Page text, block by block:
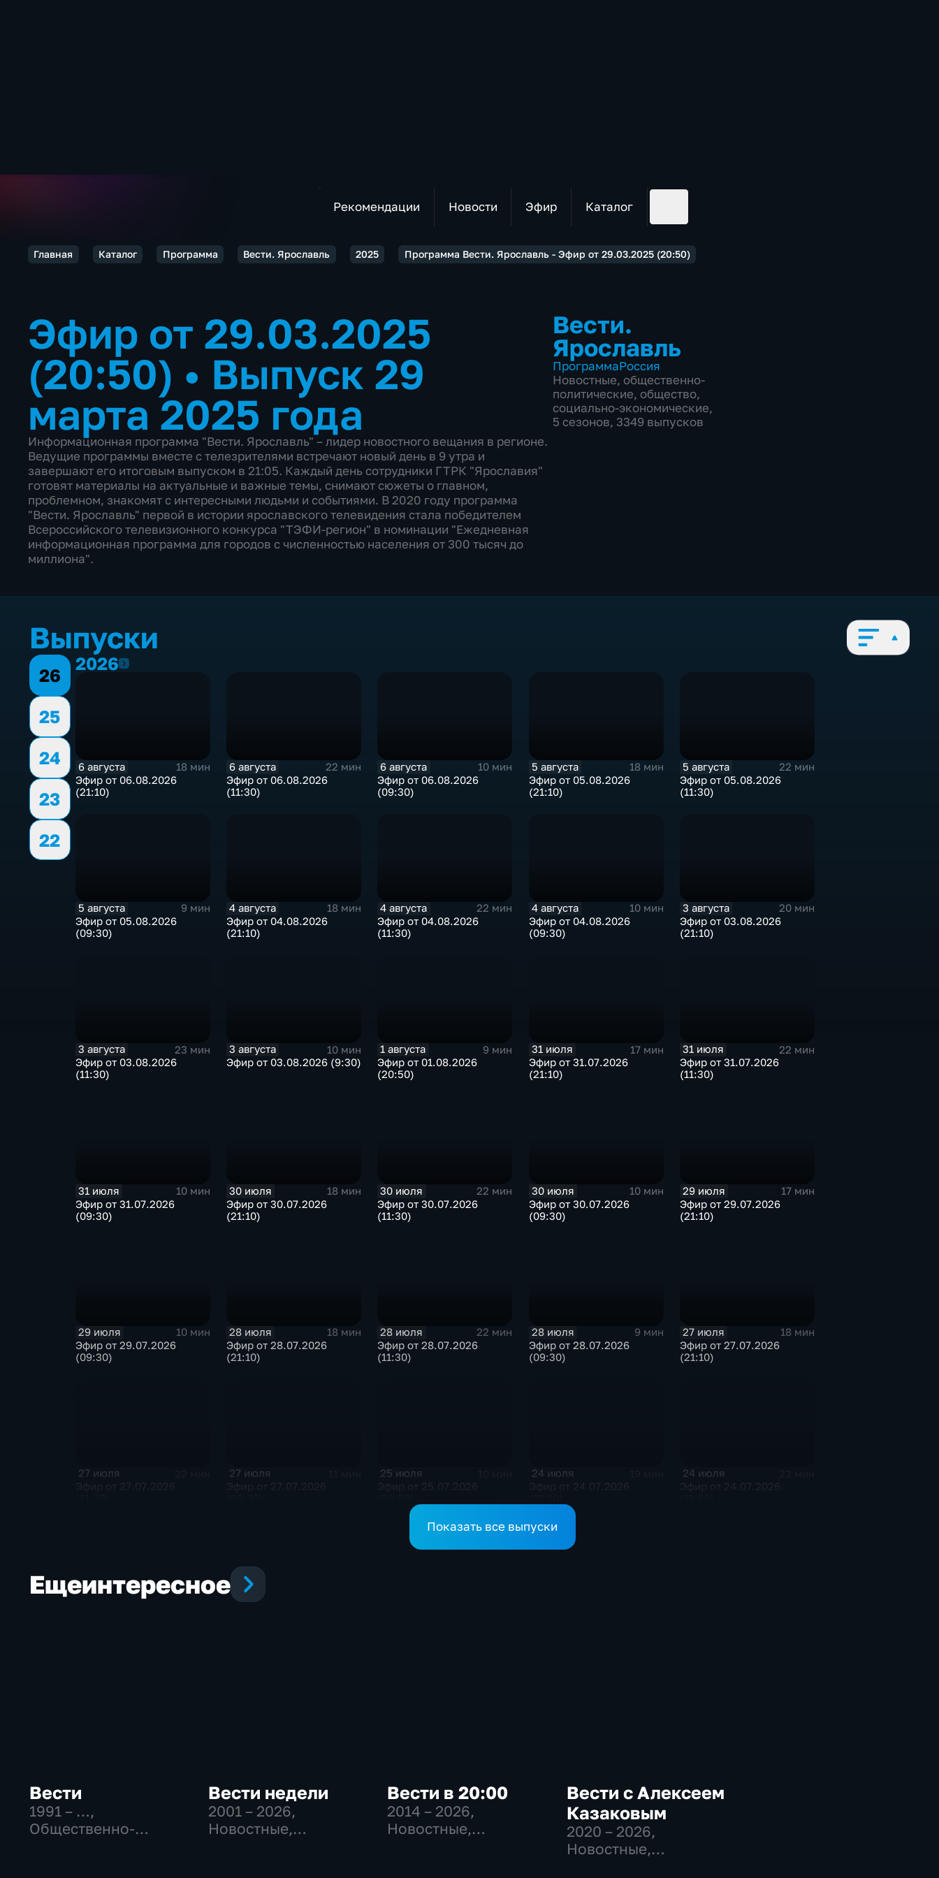
Рекомендации Новости Эфир Каталог
Главная Каталог Программа Вести. Ярославль 2025 Программа Вести. Ярославль - Эфир от 29.03.2025 (20:50)
Эфир от 29.03.2025
(20:50) • Выпуск 29
марта 2025 года
Информационная программа "Вести. Ярославль" – лидер новостного вещания в регионе.
Ведущие программы вместе с телезрителями встречают новый день в 9 утра и
завершают его итоговым выпуском в 21:05. Каждый день сотрудники ГТРК "Ярославия"
готовят материалы на актуальные и важные темы, снимают сюжеты о главном,
проблемном, знакомят с интересными людьми и событиями. В 2020 году программа
"Вести. Ярославль" первой в истории ярославского телевидения стала победителем
Всероссийского телевизионного конкурса "ТЭФИ-регион" в номинации "Ежедневная
информационная программа для городов с численностью населения от 300 тысяч до
миллиона".
Вести.
Ярославль
ПрограммаРоссия
Новостные, общественно-
политические, общество,
социально-экономические,
5 сезонов, 3349 выпусков
Выпуски
26
25
24
23
22
20262026
6 августа
18 мин
Эфир от 06.08.2026
(21:10)
6 августа
22 мин
Эфир от 06.08.2026
(11:30)
6 августа
10 мин
Эфир от 06.08.2026
(09:30)
5 августа
18 мин
Эфир от 05.08.2026
(21:10)
5 августа
22 мин
Эфир от 05.08.2026
(11:30)
5 августа
9 мин
Эфир от 05.08.2026
(09:30)
4 августа
18 мин
Эфир от 04.08.2026
(21:10)
4 августа
22 мин
Эфир от 04.08.2026
(11:30)
4 августа
10 мин
Эфир от 04.08.2026
(09:30)
3 августа
20 мин
Эфир от 03.08.2026
(21:10)
3 августа
23 мин
Эфир от 03.08.2026
(11:30)
3 августа
10 мин
Эфир от 03.08.2026 (9:30)
1 августа
9 мин
Эфир от 01.08.2026
(20:50)
31 июля
17 мин
Эфир от 31.07.2026
(21:10)
31 июля
22 мин
Эфир от 31.07.2026
(11:30)
31 июля
10 мин
Эфир от 31.07.2026
(09:30)
30 июля
18 мин
Эфир от 30.07.2026
(21:10)
30 июля
22 мин
Эфир от 30.07.2026
(11:30)
30 июля
10 мин
Эфир от 30.07.2026
(09:30)
29 июля
17 мин
Эфир от 29.07.2026
(21:10)
29 июля
10 мин
Эфир от 29.07.2026
(09:30)
28 июля
18 мин
Эфир от 28.07.2026
(21:10)
28 июля
22 мин
Эфир от 28.07.2026
(11:30)
28 июля
9 мин
Эфир от 28.07.2026
(09:30)
27 июля
18 мин
Эфир от 27.07.2026
(21:10)
27 июля 27 июля 25 июля 24 июля 24 июля
Показать все выпуски
Ещеинтересное
Вести
1991 – …,
Общественно-
Вести недели
2001 – 2026,
Новостные,
Вести в 20:00
2014 – 2026,
Новостные,
Вести с Алексеем
Казаковым
2020 – 2026,
Новостные,